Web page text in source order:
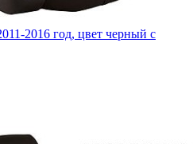
2016 год, цвет черный с